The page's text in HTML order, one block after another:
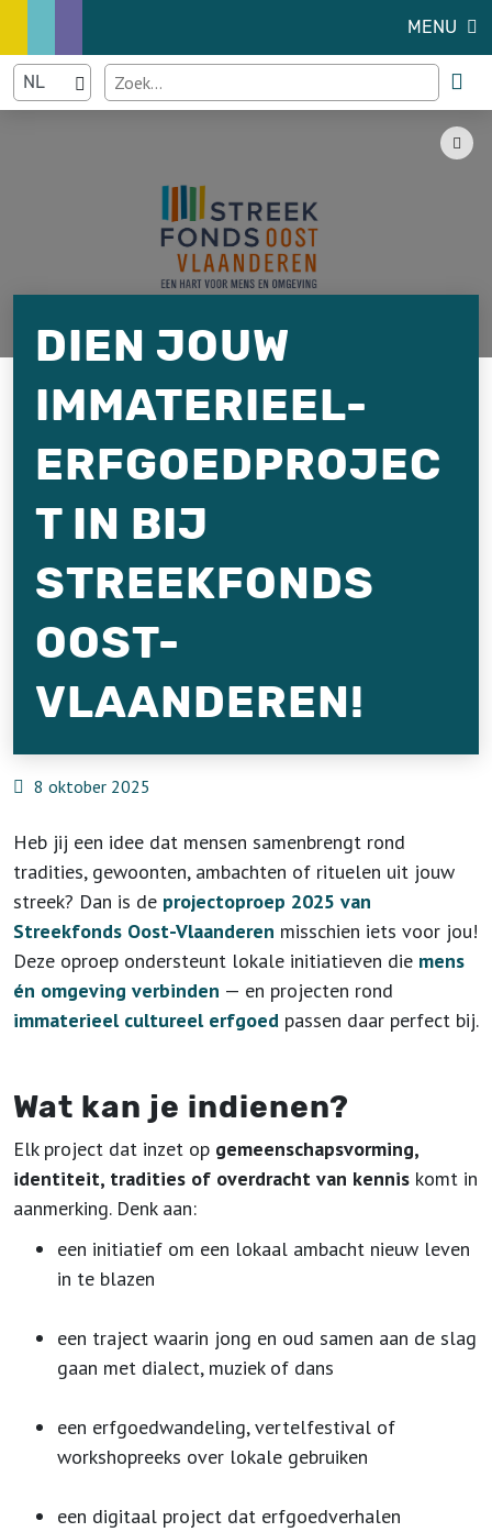
MENU
DIEN JOUW
IMMATERIEEL-
ERFGOEDPROJEC
T IN BIJ
STREEKFONDS
OOST-
VLAANDEREN!
8 oktober 2025
Heb jij een idee dat mensen samenbrengt rond
tradities, gewoonten, ambachten of rituelen uit jouw
streek? Dan is de projectoproep 2025 van
Streekfonds Oost-Vlaanderen misschien iets voor jou!
Deze oproep ondersteunt lokale initiatieven die mens
én omgeving verbinden — en projecten rond
immaterieel cultureel erfgoed passen daar perfect bij.
Wat kan je indienen?
Elk project dat inzet op gemeenschapsvorming,
identiteit, tradities of overdracht van kennis komt in
aanmerking. Denk aan:
een initiatief om een lokaal ambacht nieuw leven
in te blazen
een traject waarin jong en oud samen aan de slag
gaan met dialect, muziek of dans
een erfgoedwandeling, vertelfestival of
workshopreeks over lokale gebruiken
een digitaal project dat erfgoedverhalen